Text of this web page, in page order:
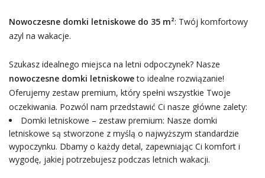
Nowoczesne domki letniskowe do 35 m²: Twój komfortowy
azyl na wakacje.
Szukasz idealnego miejsca na letni odpoczynek? Nasze
nowoczesne domki letniskoweto idealne rozwiązanie!
Oferujemy zestaw premium, który spełni wszystkie Twoje
oczekiwania. Pozwól nam przedstawić Ci nasze główne zalety:
Domki letniskowe – zestaw premium: Nasze domki
letniskowe są stworzone z myślą o najwyższym standardzie
wypoczynku. Dbamy o każdy detal, zapewniając Ci komfort i
wygodę, jakiej potrzebujesz podczas letnich wakacji.